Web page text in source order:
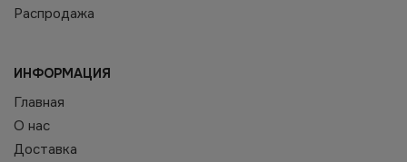
Распродажа
ИНФОРМАЦИЯ
Главная
О нас
Доставка